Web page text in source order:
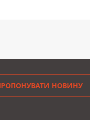
НОВИНУ